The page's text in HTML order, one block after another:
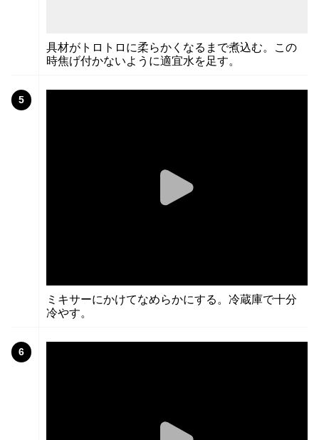
具材がトロトロに柔らかくなるまで煮込む。この
時焦げ付かないように適宜水を足す。
5
ミキサーにかけてなめらかにする。冷蔵庫で十分
冷やす。
6